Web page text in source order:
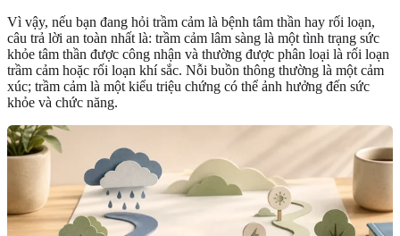
Vì vậy, nếu bạn đang hỏi trầm cảm là bệnh tâm thần hay rối loạn,
câu trả lời an toàn nhất là: trầm cảm lâm sàng là một tình trạng sức
khỏe tâm thần được công nhận và thường được phân loại là rối loạn
trầm cảm hoặc rối loạn khí sắc. Nỗi buồn thông thường là một cảm
xúc; trầm cảm là một kiểu triệu chứng có thể ảnh hưởng đến sức
khỏe và chức năng.